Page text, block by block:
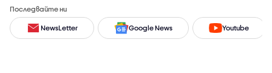
Последвайте ни
NewsLetter Google News Youtube